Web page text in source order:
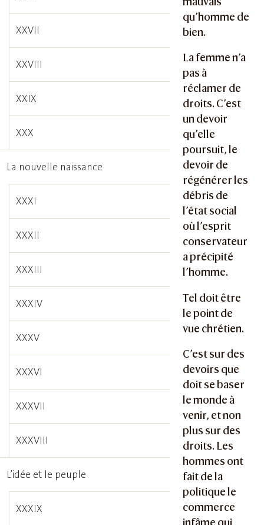
qu’homme de
bien.
La femme n’a
pas à
réclamer de
droits. C’est
un devoir
qu’elle
poursuit, le
devoir de
régénérer les
débris de
l’état social
où l’esprit
conservateur
a précipité
l’homme.
Tel doit être
le point de
vue chrétien.
C’est sur des
devoirs que
doit se baser
le monde à
venir, et non
plus sur des
droits. Les
hommes ont
fait de la
politique le
commerce
XXVII
XXVIII
XXIX
XXX
La nouvelle naissance
XXXI
XXXII
XXXIII
XXXIV
XXXV
XXXVI
XXXVII
XXXVIII
L’idée et le peuple
XXXIX